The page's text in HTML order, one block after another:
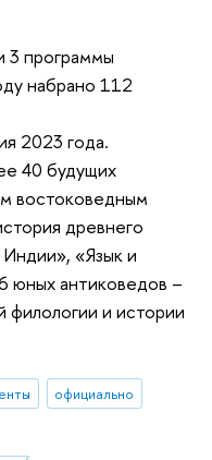
3 программы
набрано 112
2023 года.
40 будущих
востоковедным
древнего
Индии», «Язык и
юных антиковедов –
филологии и истории
официально